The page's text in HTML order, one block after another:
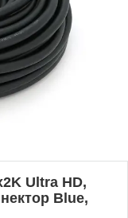
Ultra HD,
Blue,